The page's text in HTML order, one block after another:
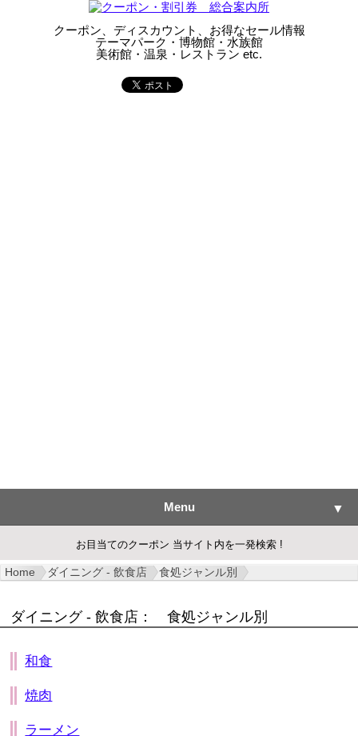
クーポン、ディスカウント、お得なセール情報
テーマパーク・博物館・水族館
美術館・温泉・レストラン etc.
Menu ▼
▼
お目当てのクーポン 当サイト内を一発検索 !
Home ダイニング - 飲食店 食処ジャンル別
ダイニング - 飲食店： 食処ジャンル別
和食
焼肉
ラーメン